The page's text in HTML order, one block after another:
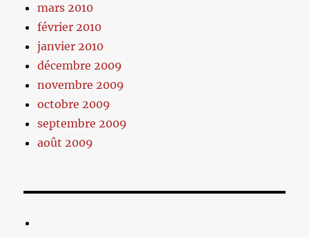
mars 2010
février 2010
janvier 2010
décembre 2009
novembre 2009
octobre 2009
septembre 2009
août 2009